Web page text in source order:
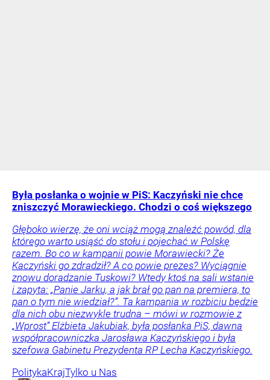
Była posłanka o wojnie w PiS: Kaczyński nie chce
zniszczyć Morawieckiego. Chodzi o coś większego
Głęboko wierzę, że oni wciąż mogą znaleźć powód, dla
którego warto usiąść do stołu i pojechać w Polskę
razem. Bo co w kampanii powie Morawiecki? Że
Kaczyński go zdradził? A co powie prezes? Wyciągnie
znowu doradzanie Tuskowi? Wtedy ktoś na sali wstanie
i zapyta: „Panie Jarku, a jak brał go pan na premiera, to
pan o tym nie wiedział?”. Ta kampania w rozbiciu będzie
dla nich obu niezwykle trudna – mówi w rozmowie z
„Wprost” Elżbieta Jakubiak, była posłanka PiS, dawna
współpracowniczka Jarosława Kaczyńskiego i była
szefowa Gabinetu Prezydenta RP Lecha Kaczyńskiego.
PolitykaKrajTylko u Nas